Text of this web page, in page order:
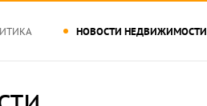
НОВОСТИ НЕДВИЖИМОСТИ